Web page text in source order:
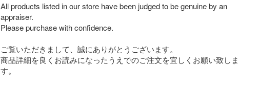
All products listed in our store have been judged to be genuine by an
appraiser.
Please purchase with confidence.
ご覧いただきまして、誠にありがとうございます。
商品詳細を良くお読みになったうえでのご注文を宜しくお願い致しま
す。